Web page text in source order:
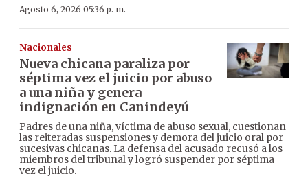
Agosto 6, 2026 05:36 p. m.
Nacionales
Nueva chicana paraliza por
séptima vez el juicio por abuso
a una niña y genera
indignación en Canindeyú
Padres de una niña, víctima de abuso sexual, cuestionan
las reiteradas suspensiones y demora del juicio oral por
sucesivas chicanas. La defensa del acusado recusó a los
miembros del tribunal y logró suspender por séptima
vez el juicio.